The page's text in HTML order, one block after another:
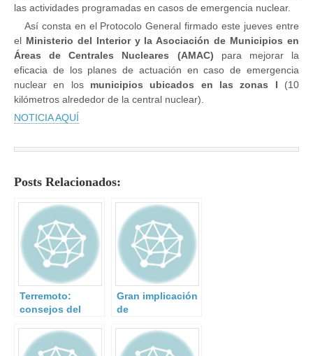
las actividades programadas en casos de emergencia nuclear.
Así consta en el Protocolo General firmado este jueves entre
el Ministerio del Interior y la Asociación de Municipios en
Áreas de Centrales Nucleares (AMAC) para mejorar la
eficacia de los planes de actuación en caso de emergencia
nuclear en los municipios ubicados en las zonas I (10
kilómetros alrededor de la central nuclear).
NOTICIA AQUÍ
Posts Relacionados:
Terremoto:
consejos del
Geográfico
Nacional.
Gran implicación
de
públicas,
organizaciones,